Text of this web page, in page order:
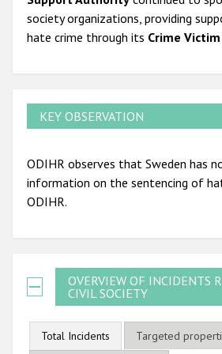
society organizations, providing
hate crime through its Crime Victim
KEY OBSERVATION
ODIHR observes that Sweden has
information on the sentencing of
ODIHR.
OVERVIEW OF INCIDENTS
CIVIL SOCIETY
Total Incidents
Targeted